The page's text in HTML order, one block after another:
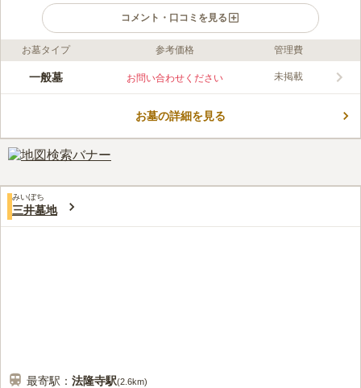
コメント・口コミを見る
ライフドット編集部のコメント
極楽寺墓地は、斑鳩町営火葬場に隣接する共同墓地です。古くは
史を持つ場所の1つです。敷地にある地蔵菩薩の1つは「継子地
す。極楽寺墓地の申込み条件についてはお問い合わせください。
口コミ評価
お墓タイプ 参考価格 管理費
一般墓 お問い合わせください 未掲載
お墓の詳細を見る
みいぼち
三井墓地
最寄駅： 法隆寺駅(2.6km)